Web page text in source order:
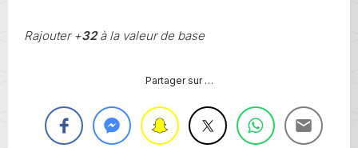
Rajouter +32à la valeur de base
Partager sur …